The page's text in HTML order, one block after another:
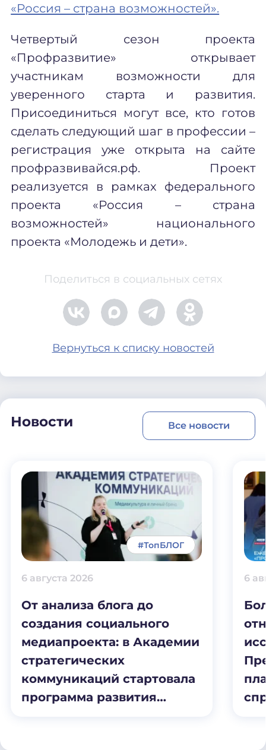
«Россия – страна возможностей».
Четвертый сезон проекта
«Профразвитие» открывает
участникам возможности для
уверенного старта и развития.
Присоединиться могут все, кто готов
сделать следующий шаг в профессии –
регистрация уже открыта на сайте
профразвивайся.рф. Проект
реализуется в рамках федерального
проекта «Россия – страна
возможностей» национального
проекта «Молодежь и дети».
Поделиться в социальных сетях
Вернуться к списку новостей
Новости Все новости
#ТопБЛОГ
6 августа 2026
От анализа блога до
создания социального
медиапроекта: в Академии
стратегических
коммуникаций стартовала
программа развития
6